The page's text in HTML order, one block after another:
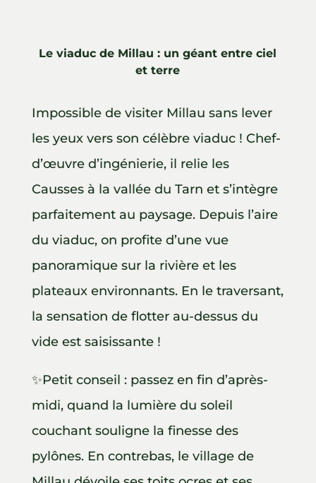
Le viaduc de Millau : un géant entre ciel
et terre
Impossible de visiter Millau sans lever
les yeux vers son célèbre viaduc ! Chef-
d’œuvre d’ingénierie, il relie les
Causses à la vallée du Tarn et s’intègre
parfaitement au paysage. Depuis l’aire
du viaduc, on profite d’une vue
panoramique sur la rivière et les
plateaux environnants. En le traversant,
la sensation de flotter au-dessus du
vide est saisissante !
✨Petit conseil : passez en fin d’après-
midi, quand la lumière du soleil
couchant souligne la finesse des
pylônes. En contrebas, le village de